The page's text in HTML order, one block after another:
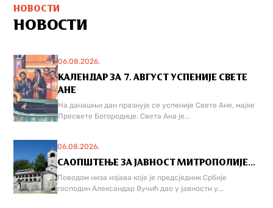
НОВОСТИ
НОВОСТИ
06.08.2026.
КАЛЕНДАР ЗА 7. АВГУСТ УСПЕНИЈЕ СВЕТЕ
АНЕ
На данашњи дан празнује се успеније Свете Ане, мајке
Пресвете Богородице. Света Ана је...
06.08.2026.
САОПШТЕЊЕ ЗА ЈАВНОСТ МИТРОПОЛИЈЕ...
Поводом низа изјава које је предсједник Србије
господин Александар Вучић дао у јавности у...